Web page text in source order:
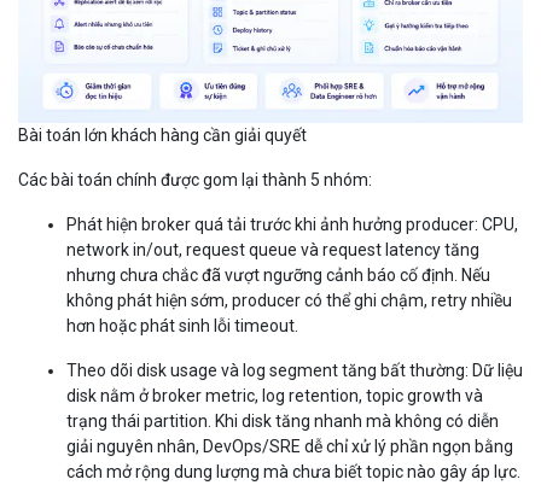
Bài toán lớn khách hàng cần giải quyết
Các bài toán chính được gom lại thành 5 nhóm:
Phát hiện broker quá tải trước khi ảnh hưởng producer: CPU,
network in/out, request queue và request latency tăng
nhưng chưa chắc đã vượt ngưỡng cảnh báo cố định. Nếu
không phát hiện sớm, producer có thể ghi chậm, retry nhiều
hơn hoặc phát sinh lỗi timeout.
Theo dõi disk usage và log segment tăng bất thường: Dữ liệu
disk nằm ở broker metric, log retention, topic growth và
trạng thái partition. Khi disk tăng nhanh mà không có diễn
giải nguyên nhân, DevOps/SRE dễ chỉ xử lý phần ngọn bằng
cách mở rộng dung lượng mà chưa biết topic nào gây áp lực.